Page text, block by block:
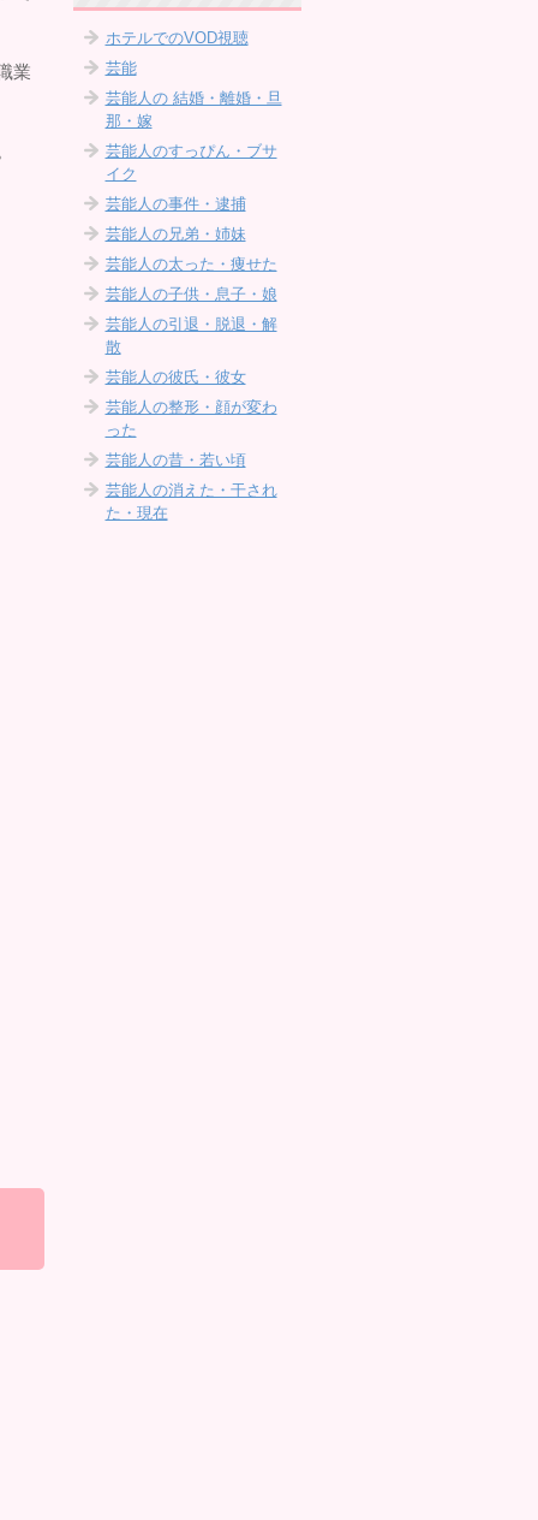
業
ホテルでのVOD視聴
芸能
芸能人の 結婚・離婚・旦
那・嫁
芸能人のすっぴん・ブサ
イク
芸能人の事件・逮捕
芸能人の兄弟・姉妹
芸能人の太った・痩せた
芸能人の子供・息子・娘
芸能人の引退・脱退・解
散
芸能人の彼氏・彼女
芸能人の整形・顔が変わ
った
芸能人の昔・若い頃
芸能人の消えた・干され
た・現在